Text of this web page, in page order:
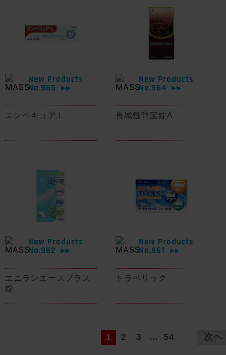
New Products
No.965
▶▶
エンペキュアＬ
New Products
No.964
▶▶
長城甦腎宝錠A
New Products
No.962
▶▶
エニランエースプラス
錠
New Products
No.961
▶▶
トラベリック
1 2 3 ... 54 次